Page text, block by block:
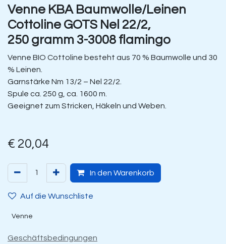
Venne KBA Baumwolle/Leinen
Cottoline GOTS Nel 22/2,
250 gramm 3-3008 flamingo
Venne BIO Cottoline besteht aus 70 % Baumwolle und 30
% Leinen.
Garnstärke Nm 13/2 – Nel 22/2.
Spule ca. 250 g, ca. 1600 m.
Geeignet zum Stricken, Häkeln und Weben.
€ 20,04
In den Warenkorb
Auf die Wunschliste
Venne
Geschäftsbedingungen